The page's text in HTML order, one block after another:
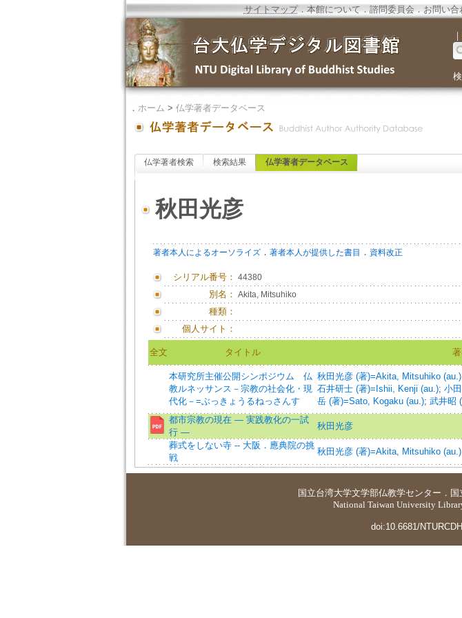
サイトマップ．本館について．諮問委員会． お問い合
｜
． ホーム > 仏学著者データベース
仏学著者検索 検索結果 仏学著者データベース
秋田光彦
著者本人によるオーソライズ． 著者本人が提供した書目 ． 資料改正
シリアル番号： 44380
別名： Akita, Mitsuhiko
種類：
個人サイト：
全文 タイトル
本研究所主催公開シンポジウム 仏
教ルネッサンス－宗教の社会化・現
代化－=ぶっきょうるねっさんす
秋田光彦 (著)=Akita, Mitsuhiko (au.)
石井研士 (著)=Ishii, Kenji (au.); 小
岳 (著)=Sato, Kogaku (au.); 武井昭
都市宗教の現在 ― 実践教化の一試
行 —
秋田光彦
葬式をしない寺 -- 大阪．應典院の挑
戦
秋田光彦 (著)=Akita, Mitsuhiko (au.)
国立台湾大学文学部仏教学センター ．
National Taiwan University
doi:10.6681/